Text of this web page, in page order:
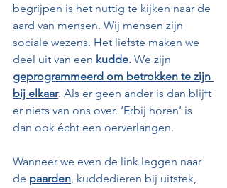
begrijpen is het nuttig te kijken naar de
aard van mensen. Wij mensen zijn
sociale wezens. Het liefste maken we
deel uit van een kudde. We zijn
geprogrammeerd om betrokken te zijn
bij elkaar. Als er geen ander is dan blijft
er niets van ons over. ‘Erbij horen’ is
dan ook écht een oerverlangen.
Wanneer we even de link leggen naar
de paarden, kuddedieren bij uitstek,